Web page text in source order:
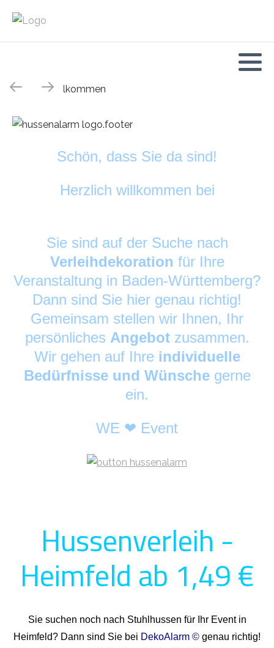
Schön, dass Sie da sind!
Herzlich willkommen bei
Sie sind auf der Suche nach
Verleihdekoration für Ihre
Veranstaltung in Baden-Württemberg?
Dann sind Sie hier genau richtig!
Gemeinsam stellen wir Ihnen, Ihr
persönliches Angebot zusammen.
Wir gehen auf Ihre individuelle
Bedürfnisse und Wünschegerne
ein.
WE ❤ Event
Hussenverleih -
Heimfeld ab 1,49 €
Sie suchen noch nach Stuhlhussen für Ihr Event in
Heimfeld? Dann sind Sie bei DekoAlarm © genau richtig!